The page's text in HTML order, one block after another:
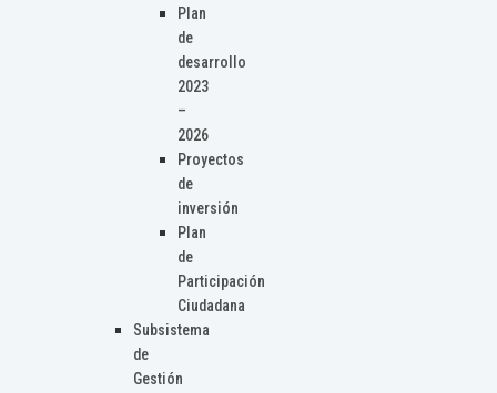
Plan
de
desarrollo
2023
–
2026
Proyectos
de
inversión
Plan
de
Participación
Ciudadana
Subsistema
de
Gestión